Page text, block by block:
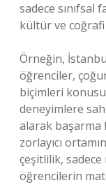
sadece sınıfsal
kültür ve
Örneğin,
öğrenciler,
biçimleri
deneyimlere
alarak başarma
zorlayıcı
çeşitlilik, sadece
öğrencilerin